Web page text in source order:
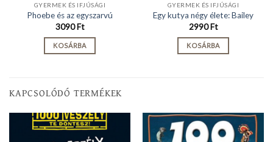
GYERMEK ÉS IFJÚSÁGI
Phoebe és az egyszarvú
3090Ft
KOSÁRBA
GYERMEK ÉS IFJÚSÁGI
Egy kutya négy élete: Bailey
2990Ft
KOSÁRBA
KAPCSOLÓDÓ TERMÉKEK